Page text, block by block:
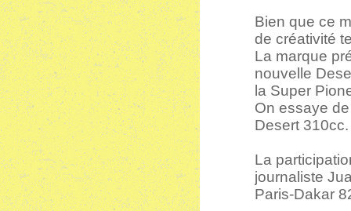
Bien que ce
de créativité
La marque
nouvelle
la Super
On essaye
Desert 310cc.
La
journaliste
Paris-Dakar